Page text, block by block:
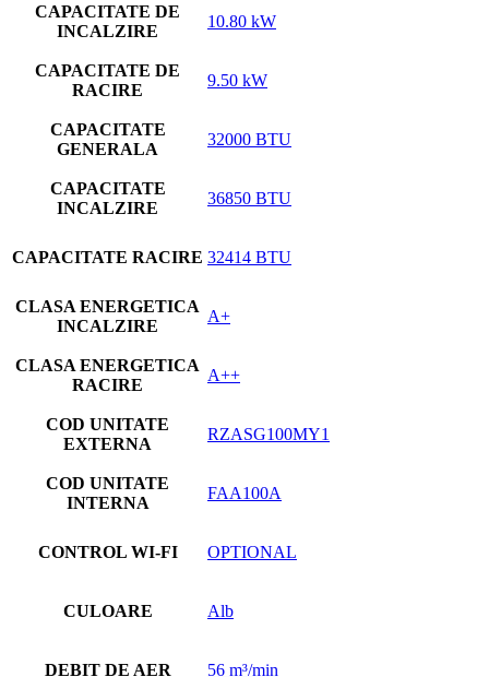
CAPACITATE DE
INCALZIRE
10.80 kW
CAPACITATE DE
RACIRE
9.50 kW
CAPACITATE
GENERALA
32000 BTU
CAPACITATE
INCALZIRE
36850 BTU
CAPACITATE RACIRE 32414 BTU
CLASA ENERGETICA
INCALZIRE
A+
CLASA ENERGETICA
RACIRE
A++
COD UNITATE
EXTERNA
RZASG100MY1
COD UNITATE
INTERNA
FAA100A
CONTROL WI-FI OPTIONAL
CULOARE Alb
DEBIT DE AER 56 m³/min